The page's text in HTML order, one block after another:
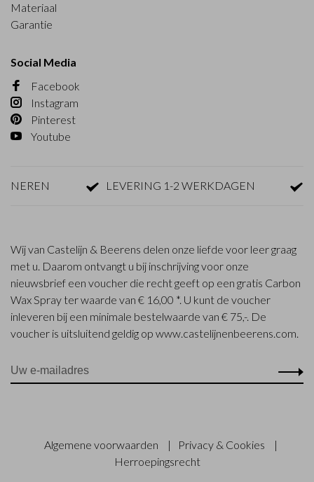
Materiaal
Garantie
Social Media
Facebook
Instagram
Pinterest
Youtube
LEVERING 1-2 WERKDAGEN
Wij van Castelijn & Beerens delen onze liefde voor leer graag
met u. Daarom ontvangt u bij inschrijving voor onze
nieuwsbrief een voucher die recht geeft op een gratis Carbon
Wax Spray ter waarde van € 16,00 *. U kunt de voucher
inleveren bij een minimale bestelwaarde van € 75,-. De
voucher is uitsluitend geldig op www.castelijnenbeerens.com.
Algemene voorwaarden | Privacy & Cookies
|
Herroepingsrecht